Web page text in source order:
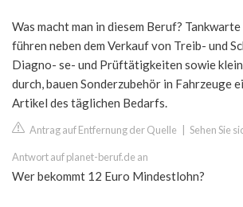
Was macht man in diesem Beruf?
führen neben dem Verkauf von Treib- und
Diagno- se- und Prüftätigkeiten sowie
durch, bauen Sonderzubehör in Fahrzeuge
Artikel des täglichen Bedarfs.
Antrag auf Entfernung der Quelle Sehen Sie
Antwort auf planet-beruf.de an
Wer bekommt 12 Euro Mindestlohn?